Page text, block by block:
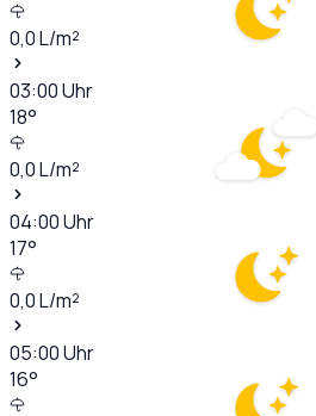
0,0L/m²
03:00Uhr
18°
0,0L/m²
04:00Uhr
17°
0,0L/m²
05:00Uhr
16°